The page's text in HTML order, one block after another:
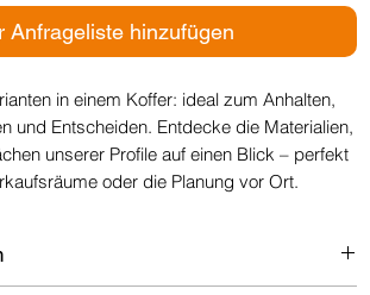
Anfrageliste hinzufügen
in einem Koffer: ideal zum Anhalten,
und Entscheiden. Entdecke die Materialien,
unserer Profile auf einen Blick – perfekt
oder die Planung vor Ort.